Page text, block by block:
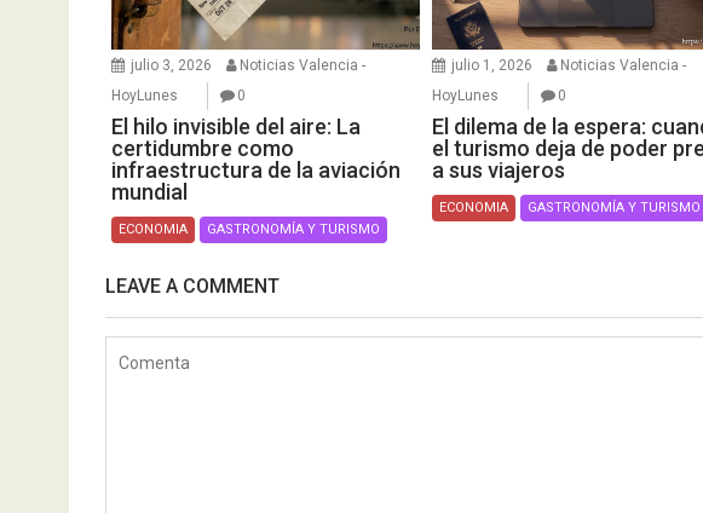
julio 3, 2026
Noticias Valencia -
HoyLunes
0
El hilo invisible del aire: La
certidumbre como
infraestructura de la aviación
mundial
ECONOMIA GASTRONOMÍA Y TURISMO
julio 1, 2026
Noticias Valencia -
HoyLunes
0
El dilema de la espera:
el turismo deja de poder
a sus viajeros
ECONOMIA GASTRONOMÍA Y TURISMO
LEAVE A COMMENT